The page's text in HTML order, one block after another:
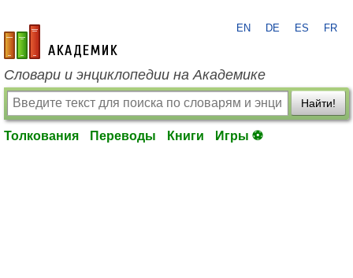
academic.ru
EN DE ES FR
Словари и энциклопедии на Академике
Найти!
Толкования Переводы Книги Игры ⚽